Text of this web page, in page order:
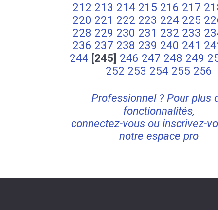
212 213 214 215 216 217
220 221 222 223 224 225
228 229 230 231 232 233
236 237 238 239 240 241
244 [245] 246 247 248 249
252 253 254 255 256
Professionnel ? Pour plus
fonctionnalités,
connectez-vous ou inscrivez-
notre espace pro